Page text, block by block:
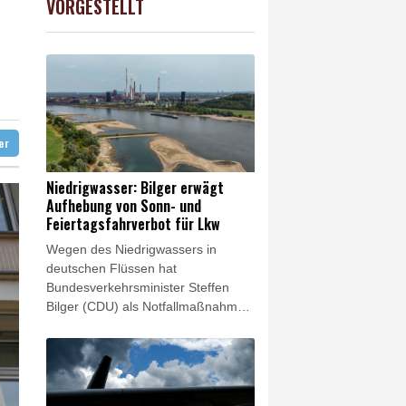
für Lkw
-0.08%
VORGESTELLT
Niedrigwasser: Bilger erwägt
Aufhebung von Sonn- und
Feiertagsfahrverbot für Lkw
Wegen des Niedrigwassers in
deutschen Flüssen hat
Bundesverkehrsminister Steffen
Bilger (CDU) als Notfallmaßnahme
des Sonn- und Feiertagsfahrverbots
für Lastwagen ins Spiel gebracht.
"Ich könnte mir beispielsweise